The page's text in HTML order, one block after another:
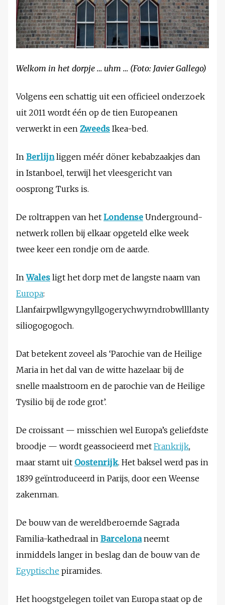
Welkom in het dorpje … uhm … (Foto: Javier Gallego)
Volgens een schattig uit een officieel onderzoek
uit 2011 wordt één op de tien Europeanen
verwerkt in een Zweeds Ikea-bed.
In Berlijn liggen méér döner kebabzaakjes dan
in Istanboel, terwijl het vleesgericht van
oosprong Turks is.
De roltrappen van het Londense Underground-
netwerk rollen bij elkaar opgeteld elke week
twee keer een rondje om de aarde.
InWales ligt het dorp met de langste naam van
Europa:
Llanfairpwllgwyngyllgogerychwyrndrobwllllanty
siliogogogoch.
Dat betekent zoveel als ‘Parochie van de Heilige
Maria in het dal van de witte hazelaar bij de
snelle maalstroom en de parochie van de Heilige
Tysilio bij de rode grot’.
De croissant — misschien wel Europa’s geliefdste
broodje — wordt geassocieerd met Frankrijk,
maar stamt uit Oostenrijk. Het baksel werd pas in
1839 geïntroduceerd in Parijs, door een Weense
zakenman.
De bouw van de wereldberoemde Sagrada
Familia-kathedraal in Barcelona neemt
inmiddels langer in beslag dan de bouw van de
Egyptische piramides.
Het hoogstgelegen toilet van Europa staat op de